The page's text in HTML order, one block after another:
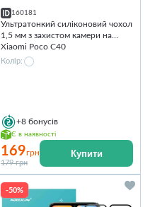
160181
Ультратонкий силіконовий чохол
1,5 мм з захистом камери на
Xiaomi Poco C40
Колір:
+8 бонусів
Є в наявності
169грн
179 грн
Купити
-50%